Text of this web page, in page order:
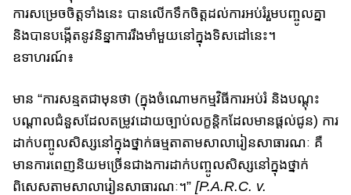
ការសម្រេចចិត្តទាំងនេះ បាន​លើកទឹកចិត្តដល់ការអប់រំរួមបញ្ចូលគ្នា
និងបានបង្កើត​នូវ​និន្នាការ​​រឹងមាំ​មួយ​នៅក្នុងទិសដៅនេះ​។
ឧទាហរណ៍៖
មាន​ “ការសន្មតជាមុន​​ថា (ក្នុងចំណោមកម្មវិធីការអប់រំ និង​បណ្តុះ​
បណ្តាល​ជំនួ​ស​​​​ដែលតម្រូវដោយ​ច្បាប់​​លក្ខន្តិក​​ដែល​មានផ្តល់ជូន)​ ការ
ដាក់បញ្ចូលសិស្ស​នៅក្នុង​ថ្នាក់ធម្មតាតាម​សាលារៀនសាធារណៈ គឺ​
មាន​​​ការពេញ​​និយមច្រើន​​​ជាងការដាក់​បញ្ចូលសិស្សនៅក្នុងថ្នាក់
ពិសេសតាម​សាលារៀនសាធារណៈ​។” [P.A.R.C. v.